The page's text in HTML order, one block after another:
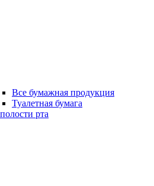
Все бумажная продукция
Туалетная бумага
рта